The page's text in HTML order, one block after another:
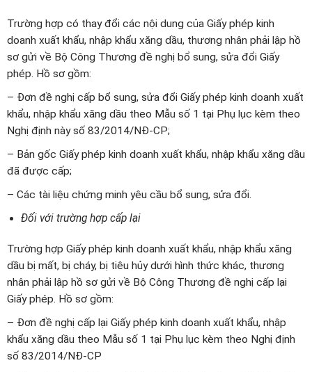
Trường hợp có thay đổi các nội dung của Giấy phép kinh
doanh xuất khẩu, nhập khẩu xăng dầu, thương nhân phải lập hồ
sơ gửi về Bộ Công Thương đề nghị bổ sung, sửa đổi Giấy
phép. Hồ sơ gồm:
– Đơn đề nghị cấp bổ sung, sửa đổi Giấy phép kinh doanh xuất
khẩu, nhập khẩu xăng dầu theo Mẫu số 1 tại Phụ lục kèm theo
Nghị định này số 83/2014/NĐ-CP;
– Bản gốc Giấy phép kinh doanh xuất khẩu, nhập khẩu xăng dầu
đã được cấp;
– Các tài liệu chứng minh yêu cầu bổ sung, sửa đổi.
Đối với trường hợp cấp lại
Trường hợp Giấy phép kinh doanh xuất khẩu, nhập khẩu xăng
dầu bị mất, bị cháy, bị tiêu hủy dưới hình thức khác, thương
nhân phải lập hồ sơ gửi về Bộ Công Thương đề nghị cấp lại
Giấy phép. Hồ sơ gồm:
– Đơn đề nghị cấp lại Giấy phép kinh doanh xuất khẩu, nhập
khẩu xăng dầu theo Mẫu số 1 tại Phụ lục kèm theo Nghị định
số 83/2014/NĐ-CP